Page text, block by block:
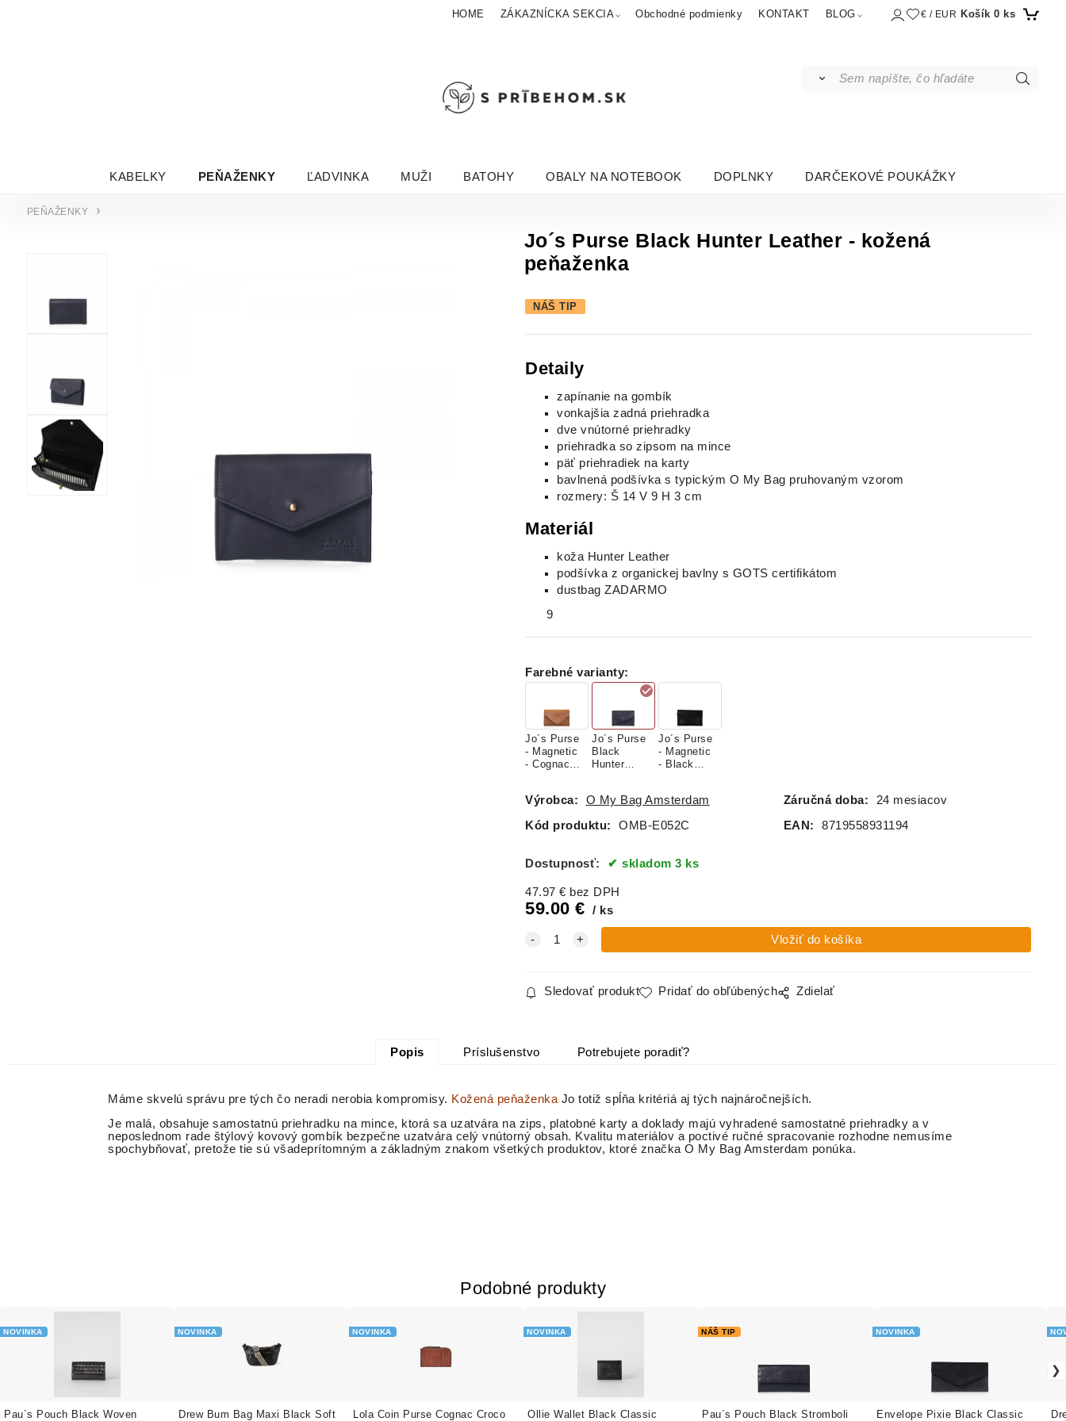
HOME ZÁKAZNÍCKA SEKCIA Obchodné podmienky KONTAKT BLOG € / EUR Košík 0 ks
KABELKY PEŇAŽENKY ĽADVINKA MUŽI BATOHY OBALY NA NOTEBOOK DOPLNKY DARČEKOVÉ POUKÁŽKY
PEŇAŽENKY
Jo´s Purse Black Hunter Leather - kožená
peňaženka
NÁŠ TIP
Detaily
zapínanie na gombík
vonkajšia zadná priehradka
dve vnútorné priehradky
priehradka so zipsom na mince
päť priehradiek na karty
bavlnená podšívka s typickým O My Bag pruhovaným vzorom
rozmery: Š 14 V 9 H 3 cm
Materiál
koža Hunter Leather
podšívka z organickej bavlny s GOTS certifikátom
dustbag ZADARMO
9
Farebné varianty:
Jo´s Purse
- Magnetic
- Cognac
kožená
Jo´s Purse
Black
Hunter
peňaženka
Jo´s Purse
- Magnetic
- Black
kožená
Výrobca: O My Bag Amsterdam Záručná doba:
24 mesiacov
Kód produktu:
OMB-E052C EAN: 8719558931194
Dostupnosť: skladom 3 ks
47.97 € bez DPH
59.00 € ks
Sledovať produkt Pridať do obľúbených Zdielať
Popis Príslušenstvo Potrebujete poradiť?
Máme skvelú správu pre tých čo neradi nerobia kompromisy. Kožená peňaženka Jo totiž spĺňa kritériá aj tých najnáročnejších.
Je malá, obsahuje samostatnú priehradku na mince, ktorá sa uzatvára na zips, platobné karty a doklady majú vyhradené samostatné priehradky a v
neposlednom rade štýlový kovový gombík bezpečne uzatvára celý vnútorný obsah. Kvalitu materiálov a poctivé ručné spracovanie rozhodne nemusíme
spochybňovať, pretože tie sú všadeprítomným a základným znakom všetkých produktov, ktoré značka O My Bag Amsterdam ponúka.
Podobné produkty
Pau´s Pouch Black Woven
NOVINKA
Drew Bum Bag Maxi Black Soft
NOVINKA
Lola Coin Purse Cognac Croco
NOVINKA
Ollie Wallet Black Classic
NOVINKA
Pau´s Pouch Black Stromboli
NÁŠ TIP
Envelope Pixie Black Classic
NOVINKA